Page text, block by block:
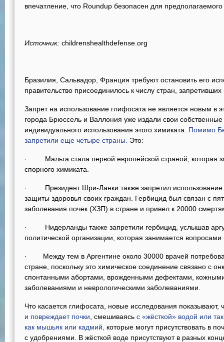
впечатление, что Roundup безопасен для
Источник: childrenshealthdefense.org
Бразилия, Сальвадор, Франция требуют остановить его
правительство присоединилось к числу стран, запретивших
Запрет на использование глифосата не является новым в
города Брюссель и Валлония уже издали свои
индивидуального использования этого химиката. Помимо
запретили еще четыре страны.
Это:
· Мальта стала первой европейской страной, которая
спорного химиката.
· Президент Шри-Ланки также запретил использование
защиты здоровья своих граждан. Гербицид был связан с
заболевания почек (ХЗП) в стране и привел к 20000
· Нидерланды также запретили гербицид, услышав
политической организации, которая занимается
· Между тем в Аргентине около 30000 врачей
стране, поскольку это химическое соединение связано с
спонтанными абортами, врожденными дефектами,
заболеваниями и неврологическими заболеваниями.
Что касается глифосата, новые исследования показывают,
и повреждает почки , смешиваясь с «жёсткой» водой или
как мышьяк или кадмий,
которые могут присутствовать в
с удобрениями. В жёсткой воде присутствуют в разных